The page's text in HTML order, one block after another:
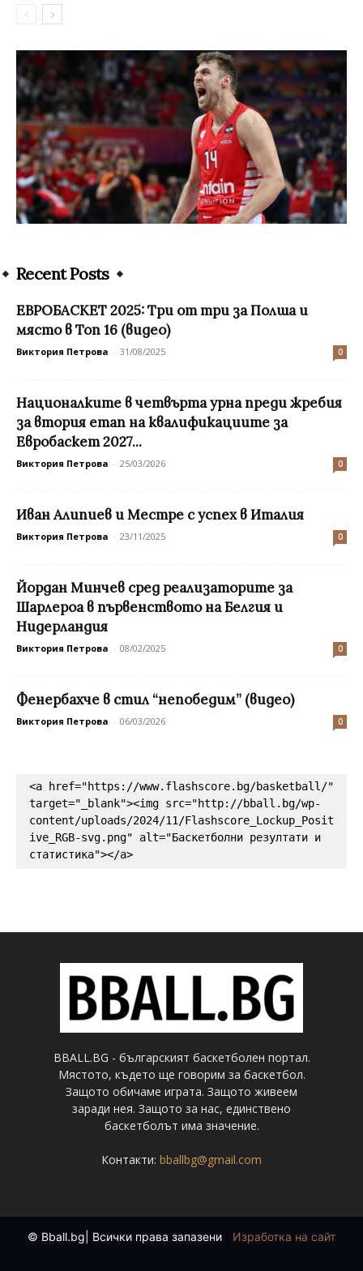
Recent Posts
ЕВРОБАСКЕТ 2025: Три от три за Полша и
място в Топ 16 (видео)
Виктория Петрова - 31/08/2025 0
Националките в четвърта урна преди жребия
за втория етап на квалификациите за
Евробаскет 2027...
Виктория Петрова - 25/03/2026 0
Иван Алипиев и Mестре с успех в Италия
Виктория Петрова - 23/11/2025 0
Йордан Минчев сред реализаторите за
Шарлероа в първенството на Белгия и
Нидерландия
Виктория Петрова - 08/02/2025 0
Фенербахче в стил “непобедим” (видео)
Виктория Петрова - 06/03/2026 0
<a href="https://www.flashscore.bg/basketball/"
target="_blank"><img src="http://bball.bg/wp-
content/uploads/2024/11/Flashscore_Lockup_Posit
ive_RGB-svg.png" alt="Баскетболни резултати и
статистика"></a>
BBALL.BG - българският баскетболен портал.
Мястото, където ще говорим за баскетбол.
Защото обичаме играта. Защото живеем
заради нея. Защото за нас, единствено
баскетболът има значение.
Контакти: bballbg@gmail.com
© Bball.bg| Всички права запазени Изработка на сайт